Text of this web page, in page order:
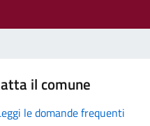
il comune
le domande frequenti